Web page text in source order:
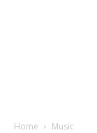
Home Music